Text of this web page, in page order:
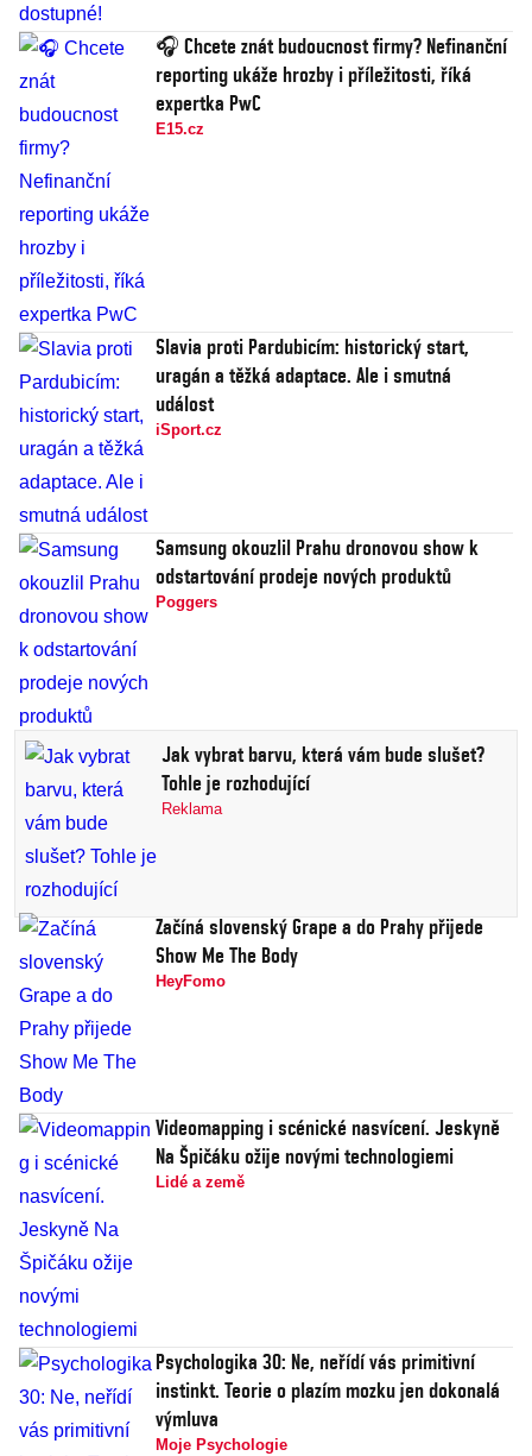
🎧 Chcete znát budoucnost firmy? Nefinanční
reporting ukáže hrozby i příležitosti, říká
expertka PwC
E15.cz
Slavia proti Pardubicím: historický start,
uragán a těžká adaptace. Ale i smutná
událost
iSport.cz
Samsung okouzlil Prahu dronovou show k
odstartování prodeje nových produktů
Poggers
Jak vybrat barvu, která vám bude slušet?
Tohle je rozhodující
Reklama
Začíná slovenský Grape a do Prahy přijede
Show Me The Body
HeyFomo
Videomapping i scénické nasvícení. Jeskyně
Na Špičáku ožije novými technologiemi
Lidé a země
Psychologika 30: Ne, neřídí vás primitivní
instinkt. Teorie o plazím mozku jen dokonalá
výmluva
Moje Psychologie